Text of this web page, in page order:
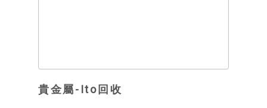
貴金屬-Ito回收